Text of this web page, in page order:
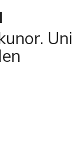
Uni